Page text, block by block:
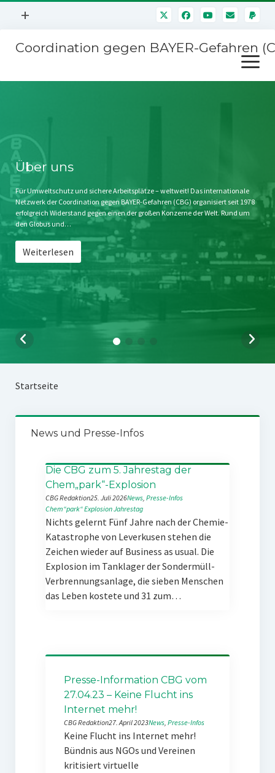
Menü
+
Mitmachen
Kontakt
Impressum
Störfälle
Coordination gegen BAYER-Gefahren
Menü
öffnen
Stichwort BAYER
Jahrestagung
SPENDEN
Über uns
Für Umweltschutz und sichere Arbeitsplätze – weltweit! Das internationale
Netzwerk der Coordination gegen BAYER-Gefahren (CBG) organisiert seit 1978
erfolgreich Widerstand gegen einen der großen Konzerne der Welt. Rund um
den Globus und…
Weiterlesen
Startseite
News und Presse-Infos
Die CBG zum 5. Jahrestag der
Chem„park“-Explosion
CBG Redaktion25. Juli 2026News, Presse-Infos
Chem“park“ExplosionJahrestag
Nichts gelernt Fünf Jahre nach der Chemie-
Katastrophe von Leverkusen stehen die
Zeichen wieder auf Business as usual. Die
Explosion im Tanklager der Sondermüll-
Verbrennungsanlage, die sieben Menschen
das Leben kostete und 31 zum…
Presse-Information CBG vom
27.04.23 – Keine Flucht ins
Internet mehr!
CBG Redaktion27. April 2023News, Presse-Infos
Keine Flucht ins Internet mehr!
Bündnis aus NGOs und Vereinen
kritisiert virtuelle